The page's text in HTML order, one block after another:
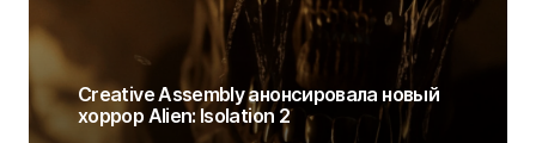
Creative Assembly анонсировала новый
хоррор Alien: Isolation 2